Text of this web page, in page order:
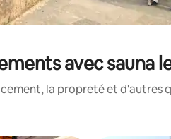
avec sauna
la propreté et d'autres